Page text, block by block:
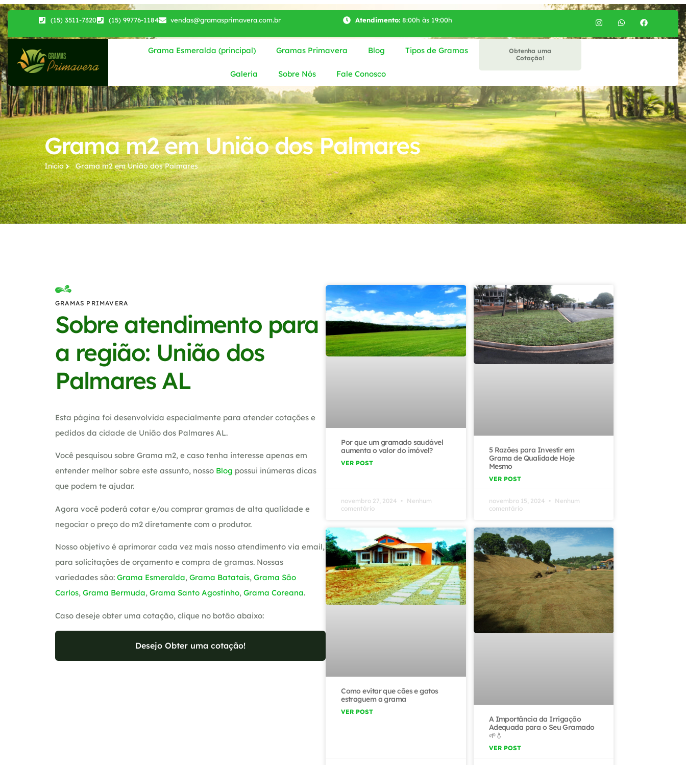
(15) 3511-7320 (15) 99776-1184 vendas@gramasprimavera.com.br Atendimento:8:00h às 19:00h
Grama Esmeralda (principal) Gramas Primavera Blog Tipos de Gramas
Galeria Sobre Nós Fale Conosco
Obtenha uma
Cotação!
Grama m2 em União dos Palmares
Início Grama m2​ em União dos Palmares
GRAMAS PRIMAVERA
Sobre atendimento para
a região: União dos
Palmares AL
Esta página foi desenvolvida especialmente para atender cotações e
pedidos da cidade de União dos Palmares AL.
Você pesquisou sobre Grama m2, e caso tenha interesse apenas em
entender melhor sobre este assunto, nosso Blog possui inúmeras dicas
que podem te ajudar.
Agora você poderá cotar e/ou comprar gramas de alta qualidade e
negociar o preço do m2 diretamente com o produtor.
Nosso objetivo é aprimorar cada vez mais nosso atendimento via email,
para solicitações de orçamento e compra de gramas. Nossas
variedades são: Grama Esmeralda, Grama Batatais, Grama São
Carlos, Grama Bermuda, Grama Santo Agostinho, Grama Coreana.
Caso deseje obter uma cotação, clique no botão abaixo:
Desejo Obter uma cotação!
Por que um gramado saudável
aumenta o valor do imóvel?
VER POST
novembro 27, 2024
Nenhum
comentário
5 Razões para Investir em
Grama de Qualidade Hoje
Mesmo
VER POST
novembro 15, 2024
Nenhum
comentário
Como evitar que cães e gatos
estraguem a grama
VER POST
A Importância da Irrigação
Adequada para o Seu Gramado
🌱💧
VER POST